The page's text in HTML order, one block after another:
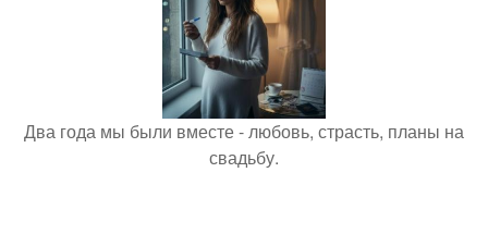
Два года мы были вместе - любовь, страсть, планы на
свадьбу.